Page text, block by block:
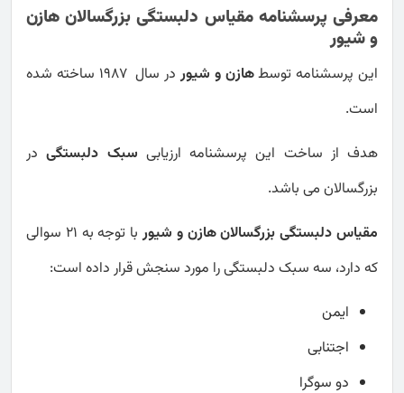
معرفی پرسشنامه مقیاس دلبستگی بزرگسالان هازن
و شیور
این پرسشنامه توسطهازن و شیور
در سال 1987 ساخته شده
است.
هدف از ساخت این پرسشنامه ارزیابی سبک دلبستگیدر
بزرگسالان می باشد.
مقیاس دلبستگی بزرگسالان هازن و شیور
با توجه به 21 سوالی
که دارد، سه سبک دلبستگی را مورد سنجش قرار داده است:
ایمن
اجتنابی
دو سوگرا